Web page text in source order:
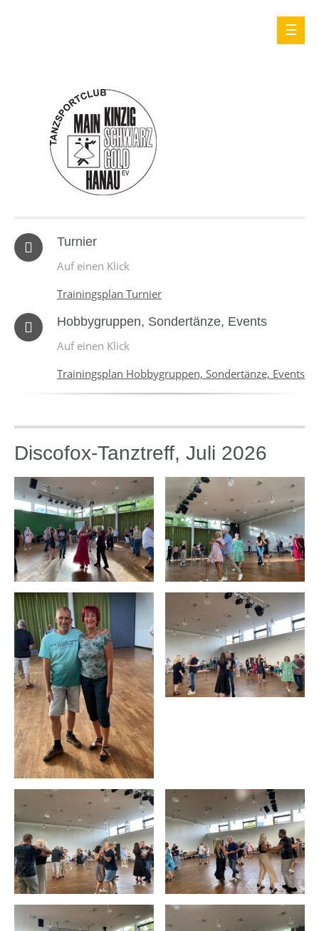
Turnier
Auf einen Klick
Trainingsplan Turnier
Hobbygruppen, Sondertänze, Events
Auf einen Klick
Trainingsplan Hobbygruppen, Sondertänze, Events
Discofox-Tanztreff, Juli 2026